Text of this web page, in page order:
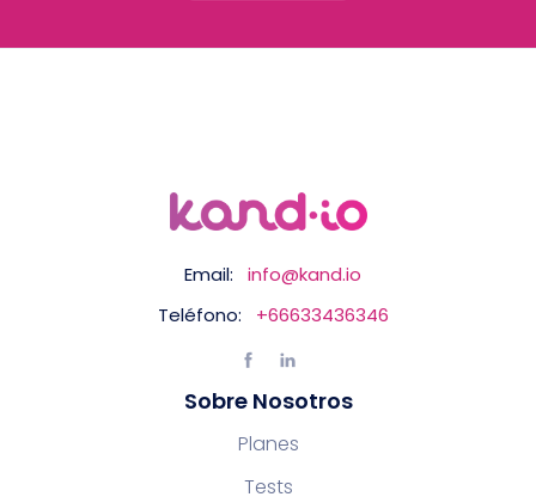
Email:
info@kand.io
Teléfono:
+66633436346
Sobre Nosotros
Planes
Tests